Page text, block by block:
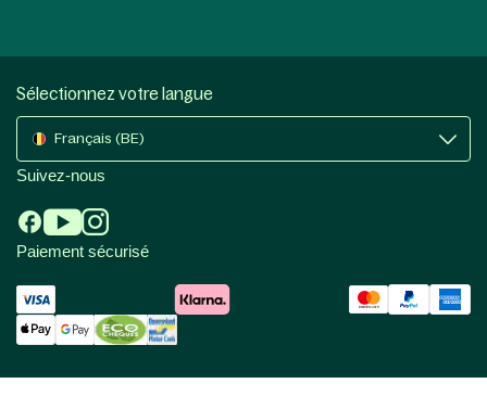
Sélectionnez votre langue
Français (BE)
Suivez-nous
Paiement sécurisé